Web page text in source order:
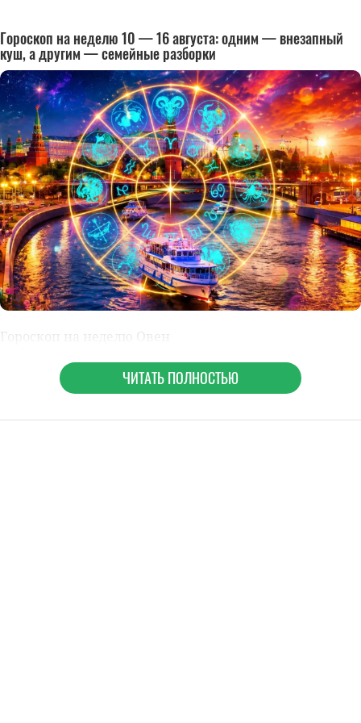
Гороскоп на неделю 10 — 16 августа: одним — внезапный
куш, а другим — семейные разборки
Гороскоп на неделю Овен
ЧИТАТЬ ПОЛНОСТЬЮ